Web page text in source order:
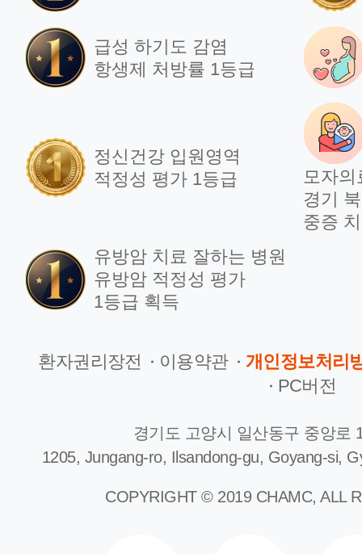
급성 하기도 감염
항생제 처방률 1등급
정신건강 입원영역
적정성 평가 1등급
모자의
경기
중증
유방암 치료 잘하는 병원
유방암 적정성 평가
1등급 획득
환자권리장전 이용약관
개인정보처리
PC버전
경기도 고양시 일산동구 중앙로
1205, Jungang-ro, Ilsandong-gu, Goyang-si,
COPYRIGHT © 2019 CHAMC, ALL